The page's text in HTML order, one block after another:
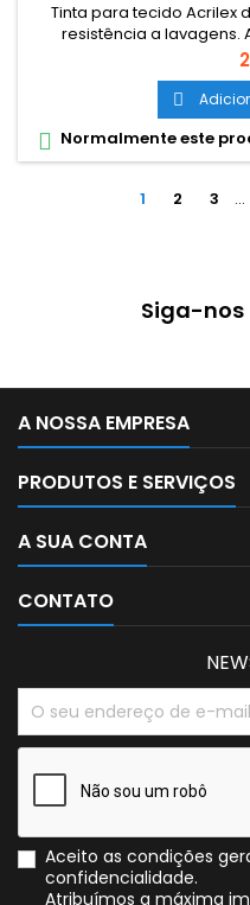
Tinta para tecido Acrilex
resistência a lavagens.
cobertura e sua fixção é a
são miscíveis entre si.
aplicada com pincel,
algodão sem goma (não

 Normalmente este
1 2 3 …
Siga-nos
A NOSSA EMPRESA
PRODUTOS E SERVIÇOS
A SUA CONTA
CONTATO
Aceito as condições
confidencialidade.
Atribuímos a máxima